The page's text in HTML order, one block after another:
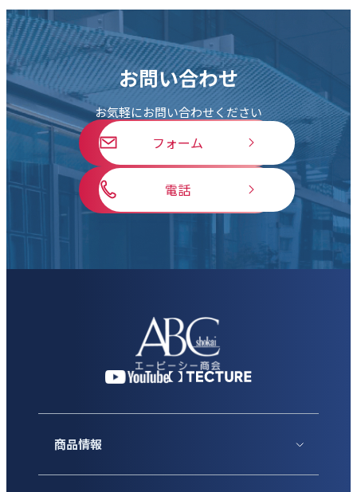
お問い合わせ
お気軽にお問い合わせください
フォーム
電話
商品情報